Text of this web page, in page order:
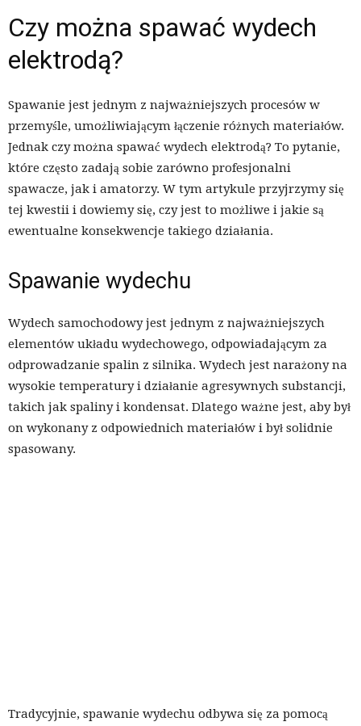
Czy można spawać wydech
elektrodą?
Spawanie jest jednym z najważniejszych procesów w
przemyśle, umożliwiającym łączenie różnych materiałów.
Jednak czy można spawać wydech elektrodą? To pytanie,
które często zadają sobie zarówno profesjonalni
spawacze, jak i amatorzy. W tym artykule przyjrzymy się
tej kwestii i dowiemy się, czy jest to możliwe i jakie są
ewentualne konsekwencje takiego działania.
Spawanie wydechu
Wydech samochodowy jest jednym z najważniejszych
elementów układu wydechowego, odpowiadającym za
odprowadzanie spalin z silnika. Wydech jest narażony na
wysokie temperatury i działanie agresywnych substancji,
takich jak spaliny i kondensat. Dlatego ważne jest, aby był
on wykonany z odpowiednich materiałów i był solidnie
spasowany.
Tradycyjnie, spawanie wydechu odbywa się za pomocą